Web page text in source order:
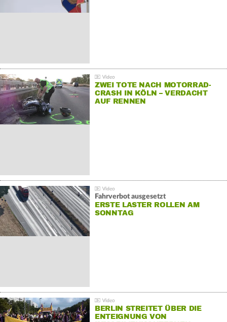
ZWEI TOTE NACH MOTORRAD-
CRASH IN KÖLN – VERDACHT
AUF RENNEN
Fahrverbot ausgesetzt
ERSTE LASTER ROLLEN AM
SONNTAG
BERLIN STREITET ÜBER DIE
ENTEIGNUNG VON